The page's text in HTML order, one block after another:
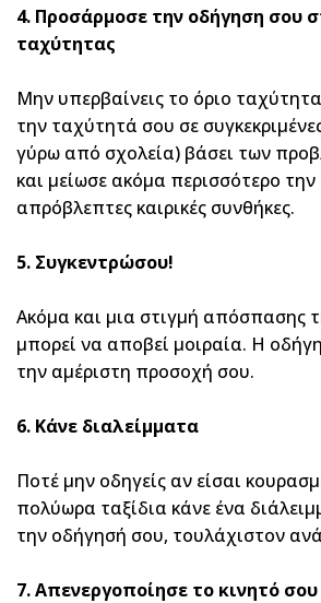
4. Προσάρμοσε την οδήγηση σου
ταχύτητας
Μην υπερβαίνεις το όριο
την ταχύτητά σου σε
γύρω από σχολεία) βάσει των
και μείωσε ακόμα περισσότερο
απρόβλεπτες καιρικές συνθήκες.
5. Συγκεντρώσου!
Ακόμα και μια στιγμή απόσπασης
μπορεί να αποβεί μοιραία. Η
την αμέριστη προσοχή σου.
6. Κάνε διαλείμματα
Ποτέ μην οδηγείς αν είσαι
πολύωρα ταξίδια κάνε ένα
την οδήγησή σου, τουλάχιστον
7. Απενεργοποίησε το κινητό